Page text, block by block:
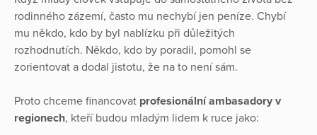
rodinného zázemí, často mu nechybí jen peníze. Chybí
mu někdo, kdo by byl nablízku při důležitých
rozhodnutích. Někdo, kdo by poradil, pomohl se
zorientovat a dodal jistotu, že na to není sám.
Proto chceme financovat profesionální ambasadory v
regionech, kteří budou mladým lidem k ruce jako: